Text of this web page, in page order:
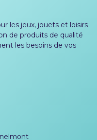
les jeux, jouets et loisirs
de produits de qualité
les besoins de vos